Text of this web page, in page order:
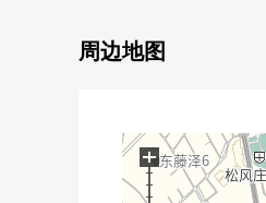
○ 有电视监视器的内
■ 从负责人一句
周边地图
+